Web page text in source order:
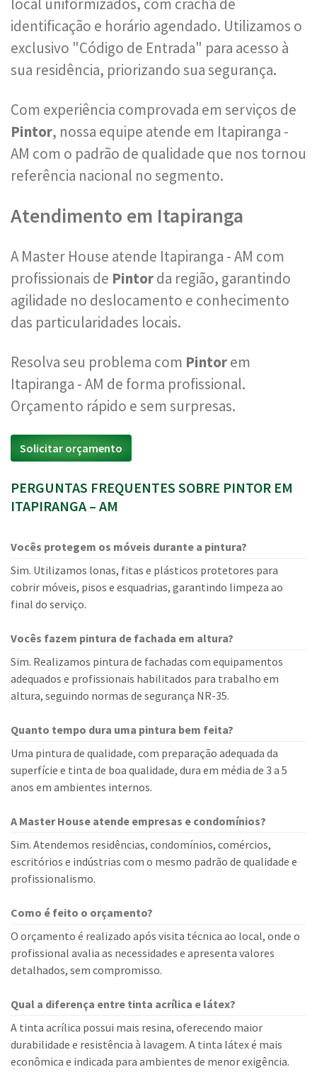
local uniformizados, com crachá de
identificação e horário agendado. Utilizamos o
exclusivo "Código de Entrada" para acesso à
sua residência, priorizando sua segurança.
Com experiência comprovada em serviços de
Pintor, nossa equipe atende em Itapiranga -
AM com o padrão de qualidade que nos tornou
referência nacional no segmento.
Atendimento em Itapiranga
A Master House atende Itapiranga - AM com
profissionais de Pintorda região, garantindo
agilidade no deslocamento e conhecimento
das particularidades locais.
Resolva seu problema com Pintorem
Itapiranga - AM de forma profissional.
Orçamento rápido e sem surpresas.
Solicitar orçamento
PERGUNTAS FREQUENTES SOBRE PINTOR EM
ITAPIRANGA – AM
Vocês protegem os móveis durante a pintura?
Sim. Utilizamos lonas, fitas e plásticos protetores para
cobrir móveis, pisos e esquadrias, garantindo limpeza ao
final do serviço.
Vocês fazem pintura de fachada em altura?
Sim. Realizamos pintura de fachadas com equipamentos
adequados e profissionais habilitados para trabalho em
altura, seguindo normas de segurança NR-35.
Quanto tempo dura uma pintura bem feita?
Uma pintura de qualidade, com preparação adequada da
superfície e tinta de boa qualidade, dura em média de 3 a 5
anos em ambientes internos.
A Master House atende empresas e condomínios?
Sim. Atendemos residências, condomínios, comércios,
escritórios e indústrias com o mesmo padrão de qualidade e
profissionalismo.
Como é feito o orçamento?
O orçamento é realizado após visita técnica ao local, onde o
profissional avalia as necessidades e apresenta valores
detalhados, sem compromisso.
Qual a diferença entre tinta acrílica e látex?
A tinta acrílica possui mais resina, oferecendo maior
durabilidade e resistência à lavagem. A tinta látex é mais
econômica e indicada para ambientes de menor exigência.